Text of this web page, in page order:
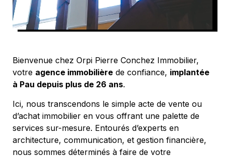
Bienvenue chez Orpi Pierre Conchez Immobilier,
votre agence immobilière de confiance, implantée
à Pau depuis plus de 26 ans.
Ici, nous transcendons le simple acte de vente ou
d’achat immobilier en vous offrant une palette de
services sur-mesure. Entourés d’experts en
architecture, communication, et gestion financière,
nous sommes déterminés à faire de votre